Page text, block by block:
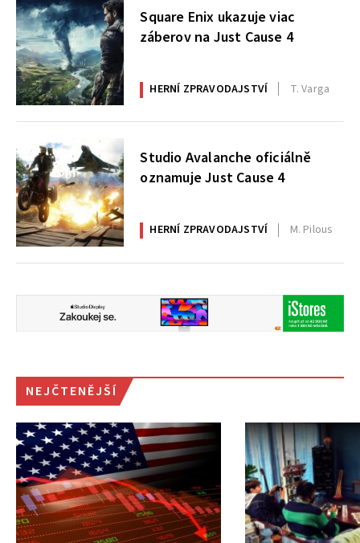
Square Enix ukazuje viac
záberov na Just Cause 4
HERNÍ ZPRAVODAJSTVÍ T. Varga
Studio Avalanche oficiálně
oznamuje Just Cause 4
HERNÍ ZPRAVODAJSTVÍ M. Pilous
NEJČTENĚJŠÍ